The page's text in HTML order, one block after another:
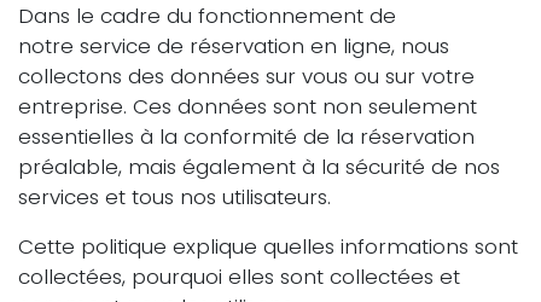
Dans le cadre du fonctionnement de
notre service de réservation en ligne, nous
collectons des données sur vous ou sur votre
entreprise. Ces données sont non seulement
essentielles à la conformité de la réservation
préalable, mais également à la sécurité de nos
services et tous nos utilisateurs.
Cette politique explique quelles informations sont
collectées, pourquoi elles sont collectées et